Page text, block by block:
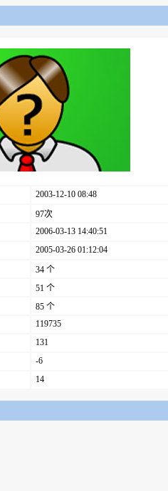
2003-12-10 08:48
97次
2006-03-13 14:40:51
2005-03-26 01:12:04
34 个
51 个
85 个
119735
131
-6
14